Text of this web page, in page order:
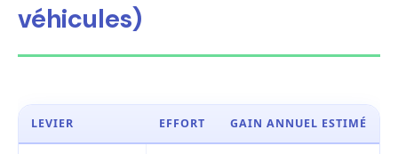
véhicules)
LEVIER EFFORT GAIN ANNUEL ESTIMÉ